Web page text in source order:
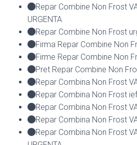
Repar Combine Non Frost
URGENTA
Repar Combine Non Frost
Firma Repar Combine Non
Firme Repar Combine Non
Pret Repar Combine Non
Repar Combina Non Frost
Repar Combina Non Frost
Repar Combina Non Frost
Repar Combina Non Frost
Repar Combina Non Frost